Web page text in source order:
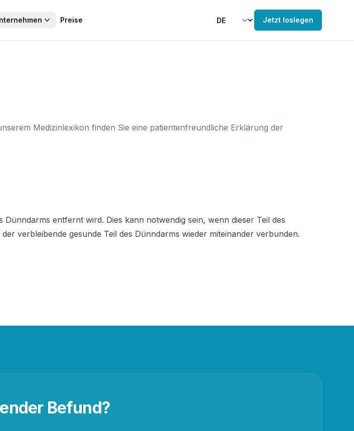
Preise Jetzt loslegen
Medizinlexikon finden Sie eine patientenfreundliche Erklärung der
entfernt wird. Dies kann notwendig sein, wenn dieser Teil des
verbleibende gesunde Teil des Dünndarms wieder miteinander verbunden.
Befund?